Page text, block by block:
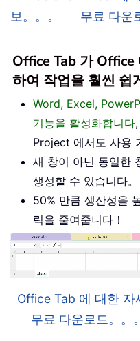
보。。。
무료 다운
Office Tab 가 Office
하여 작업을 훨씬 쉽
Word, Excel,
기능을 활성화합니다
Project 에서도 사용
새 창이 아닌 동일한
생성할 수 있습니다。
50% 만큼 생산성을
릭을 줄여줍니다！
Office Tab 에 대한 자
무료 다운로드。。。